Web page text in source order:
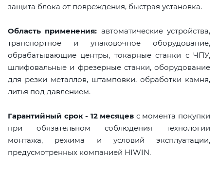
защита блока от повреждения, быстрая установка.
Область применения: автоматические устройства,
транспортное и упаковочное оборудование,
обрабатывающие центры, токарные станки с ЧПУ,
шлифовальные и фрезерные станки, оборудование
для резки металлов, штамповки, обработки камня,
литья под давлением.
Гарантийный срок - 12 месяцев с момента покупки
при обязательном соблюдения технологии
монтажа, режима и условий эксплуатации,
предусмотренных компанией HIWIN.